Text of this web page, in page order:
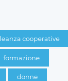
cooperative
formazione
donne